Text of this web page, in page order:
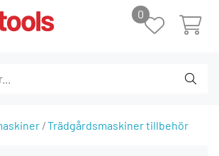
0
Trädgårdsmaskiner tillbehör